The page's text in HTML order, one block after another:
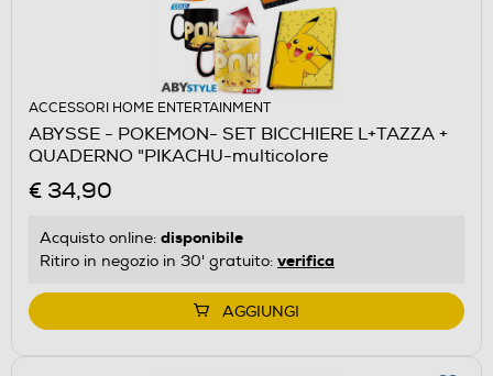
ACCESSORI HOME ENTERTAINMENT
ABYSSE - POKEMON- SET BICCHIERE L+TAZZA +
QUADERNO "PIKACHU-multicolore
€ 34,90
Acquisto online: disponibile
Ritiro in negozio in 30' gratuito: verifica
AGGIUNGI